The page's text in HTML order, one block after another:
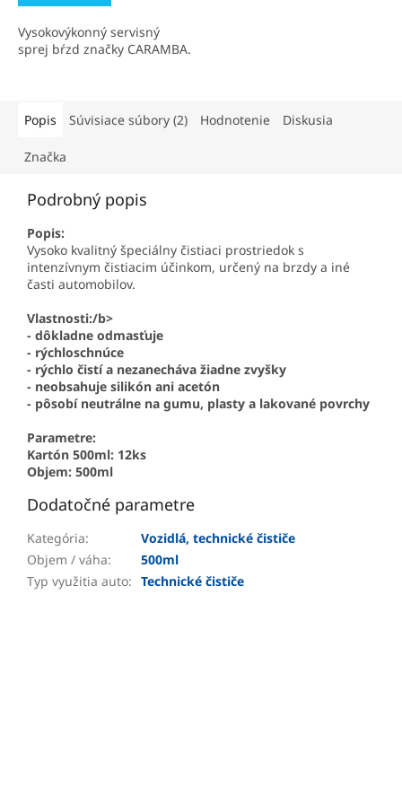
Vysokovýkonný servisný
sprej bŕzd značky CARAMBA.
Popis Súvisiace súbory (2) Hodnotenie Diskusia
Značka
Podrobný popis
Popis:
Vysoko kvalitný špeciálny čistiaci prostriedok s
intenzívnym čistiacim účinkom, určený na brzdy a iné
časti automobilov.
Vlastnosti:/b>
- dôkladne odmasťuje
- rýchloschnúce
- rýchlo čistí a nezanecháva žiadne zvyšky
- neobsahuje silikón ani acetón
- pôsobí neutrálne na gumu, plasty a lakované povrchy
Parametre:
Kartón 500ml: 12ks
Objem: 500ml
Dodatočné parametre
Kategória:
Vozidlá, technické čističe
Objem / váha:
500ml
Typ využitia auto: Technické čističe